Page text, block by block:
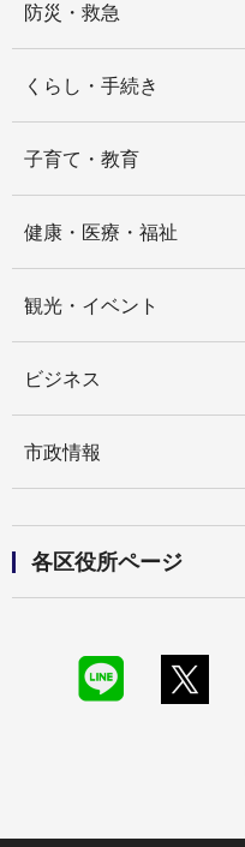
防災・救急
くらし・手続き
子育て・教育
健康・医療・福祉
観光・イベント
ビジネス
市政情報
各区役所ページ